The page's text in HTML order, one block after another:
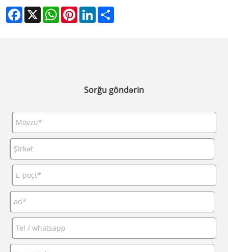
Facebook
X WhatsAppPinterestLinkedIn
Sorğu göndərin